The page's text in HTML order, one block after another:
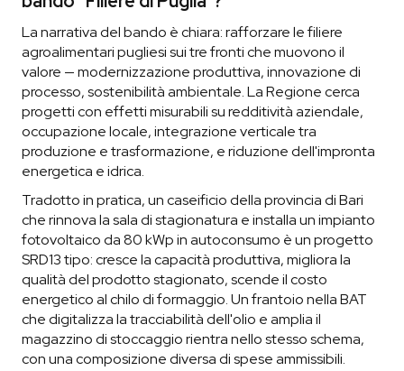
La narrativa del bando è chiara: rafforzare le filiere
agroalimentari pugliesi sui tre fronti che muovono il
valore — modernizzazione produttiva, innovazione di
processo, sostenibilità ambientale. La Regione cerca
progetti con effetti misurabili su redditività aziendale,
occupazione locale, integrazione verticale tra
produzione e trasformazione, e riduzione dell'impronta
energetica e idrica.
Tradotto in pratica, un caseificio della provincia di Bari
che rinnova la sala di stagionatura e installa un impianto
fotovoltaico da 80 kWp in autoconsumo è un progetto
SRD13 tipo: cresce la capacità produttiva, migliora la
qualità del prodotto stagionato, scende il costo
energetico al chilo di formaggio. Un frantoio nella BAT
che digitalizza la tracciabilità dell'olio e amplia il
magazzino di stoccaggio rientra nello stesso schema,
con una composizione diversa di spese ammissibili.